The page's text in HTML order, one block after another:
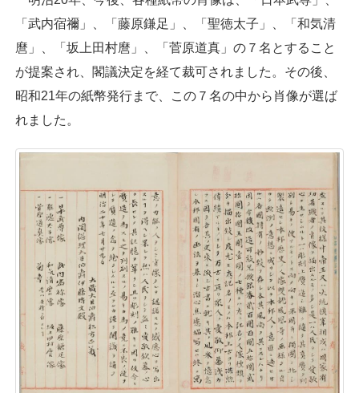
「武内宿禰」、「藤原鎌足」、「聖徳太子」、「和気清
麿」、「坂上田村麿」、「菅原道真」の７名とすること
が提案され、閣議決定を経て裁可されました。その後、
昭和21年の紙幣発行まで、この７名の中から肖像が選ば
れました。